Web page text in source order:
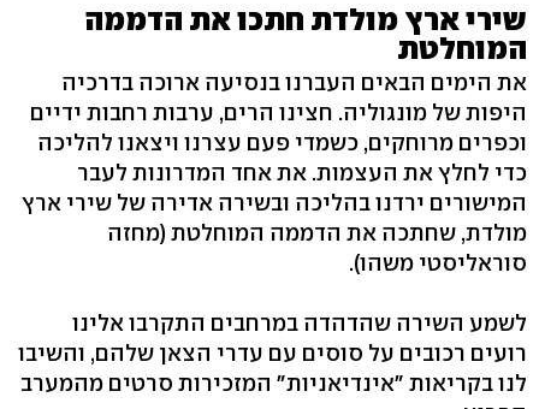
שירי ארץ מולדת חתכו את הדממה
המוחלטת
את הימים הבאים העברנו בנסיעה ארוכה בדרכיה
היפות של מונגוליה. חצינו הרים, ערבות רחבות ידיים
וכפרים מרוחקים, כשמדי פעם עצרנו ויצאנו להליכה
כדי לחלץ את העצמות. את אחד המדרונות לעבר
המישורים ירדנו בהליכה ובשירה אדירה של שירי ארץ
מולדת, שחתכה את הדממה המוחלטת (מחזה
סוראליסטי משהו).
לשמע השירה שהדהדה במרחבים התקרבו אלינו
רועים רכובים על סוסים עם עדרי הצאן שלהם, והשיבו
לנו בקריאות "אינדיאניות" המזכירות סרטים מהמערב